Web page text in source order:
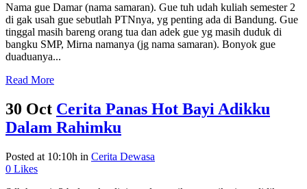
Nama gue Damar (nama samaran). Gue tuh udah kuliah semester 2
di gak usah gue sebutlah PTNnya, yg penting ada di Bandung. Gue
tinggal masih bareng orang tua dan adek gue yg masih duduk di
bangku SMP, Mirna namanya (jg nama samaran). Bonyok gue
duaduanya...
Read More
30 Oct Cerita Panas Hot Bayi Adikku
Dalam Rahimku
Posted at 10:10h in Cerita Dewasa
0 Likes